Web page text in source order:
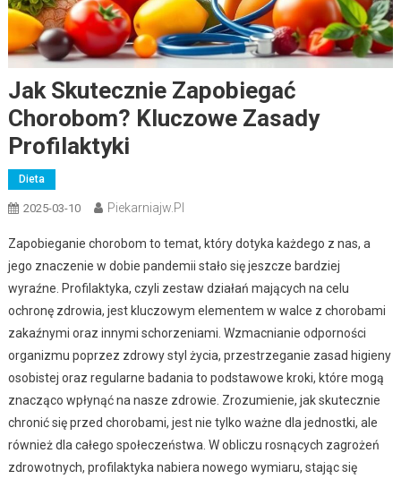
Jak Skutecznie Zapobiegać
Chorobom? Kluczowe Zasady
Profilaktyki
Dieta
2025-03-10 Piekarniajw.pl
Zapobieganie chorobom to temat, który dotyka każdego z nas, a
jego znaczenie w dobie pandemii stało się jeszcze bardziej
wyraźne. Profilaktyka, czyli zestaw działań mających na celu
ochronę zdrowia, jest kluczowym elementem w walce z chorobami
zakaźnymi oraz innymi schorzeniami. Wzmacnianie odporności
organizmu poprzez zdrowy styl życia, przestrzeganie zasad higieny
osobistej oraz regularne badania to podstawowe kroki, które mogą
znacząco wpłynąć na nasze zdrowie. Zrozumienie, jak skutecznie
chronić się przed chorobami, jest nie tylko ważne dla jednostki, ale
również dla całego społeczeństwa. W obliczu rosnących zagrożeń
zdrowotnych, profilaktyka nabiera nowego wymiaru, stając się